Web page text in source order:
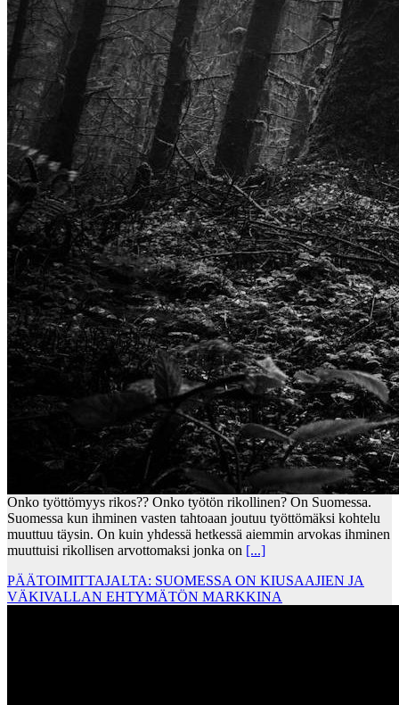
Onko työttömyys rikos?? Onko työtön rikollinen? On Suomessa.
Suomessa kun ihminen vasten tahtoaan joutuu työttömäksi kohtelu
muuttuu täysin. On kuin yhdessä hetkessä aiemmin arvokas ihminen
muuttuisi rikollisen arvottomaksi jonka on [...]
PÄÄTOIMITTAJALTA: SUOMESSA ON KIUSAAJIEN JA
VÄKIVALLAN EHTYMÄTÖN MARKKINA